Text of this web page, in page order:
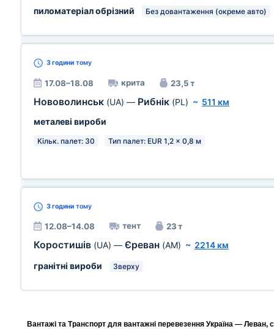
пиломатеріал обрізний
Без довантаження (окреме авто)
3 години тому
17.08–18.08 крита 23,5 т
Нововолинськ (UA) — Рибнік (PL) ~ 511 км
металеві вироби
Кільк. палет: 30 Тип палет: EUR 1,2 x 0,8 м
3 години тому
12.08–14.08 тент 23 т
Коростишів (UA) — Єреван (AM) ~ 2214 км
гранітні вироби
Зверху
Вантажі та Транспорт для вантажні перевезення Україна — Леван,